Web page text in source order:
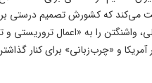
می‌کند که کشورش تصمیم
واشنگتن را به «اعمال تروریستی
و «چرب‌زبانی» برای کنار